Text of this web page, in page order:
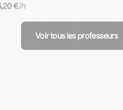
€/h
Voir tous les professeurs